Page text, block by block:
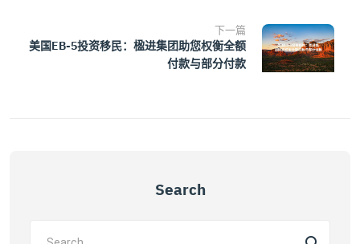
下一篇
美国EB-5投资移民：楹进集团助您权衡全额
付款与部分付款
Search